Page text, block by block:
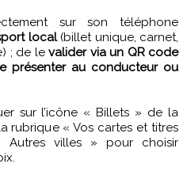
sur son téléphone
local(billet unique, carnet,
; de levalider via un QR code
présenter au conducteur ou
sur l’icône « Billets » de la
rubrique « Vos cartes et titres
Autres villes » pour choisir